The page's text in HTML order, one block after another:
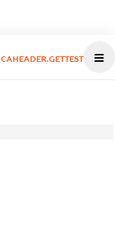
CAHEADER.GETTEST